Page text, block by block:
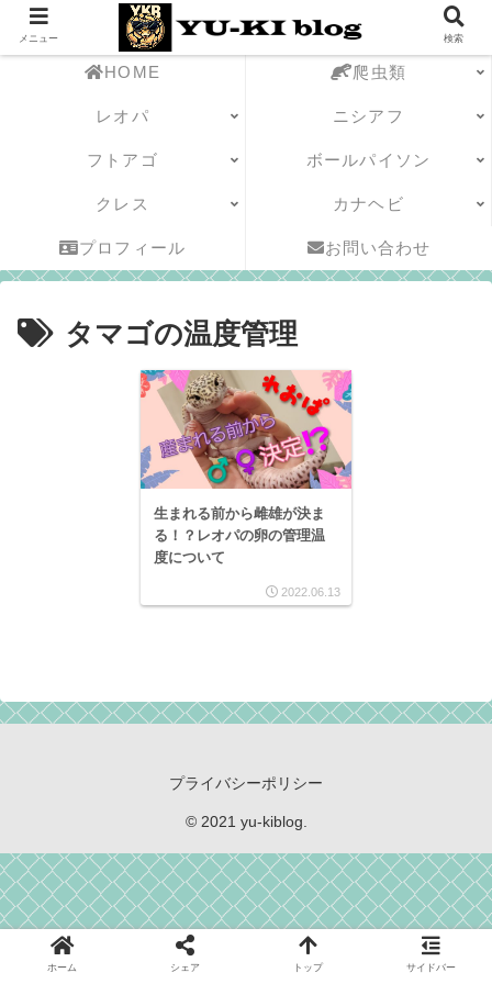
HOME 爬虫類
レオパ ニシアフ
フトアゴ ボールパイソン
クレス カナヘビ
プロフィール お問い合わせ
タマゴの温度管理
生まれる前から雌雄が決ま
る！？レオパの卵の管理温
度について
2022.06.13
プライバシーポリシー
© 2021 yu-kiblog.
メニュー 検索
ホーム シェア トップ サイドバー